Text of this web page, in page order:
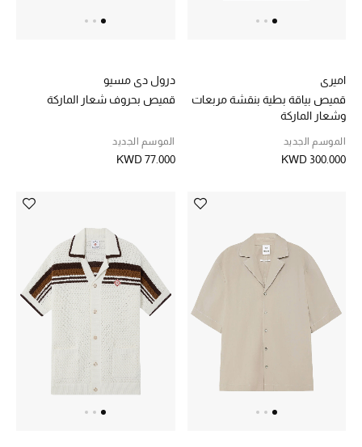
اميري
قميص بياقة بطية بنقشة مربعات
وشعار الماركة
الموسم الجديد
KWD 300.000
درول دي مسيو
قميص بحروف شعار الماركة
الموسم الجديد
KWD 77.000